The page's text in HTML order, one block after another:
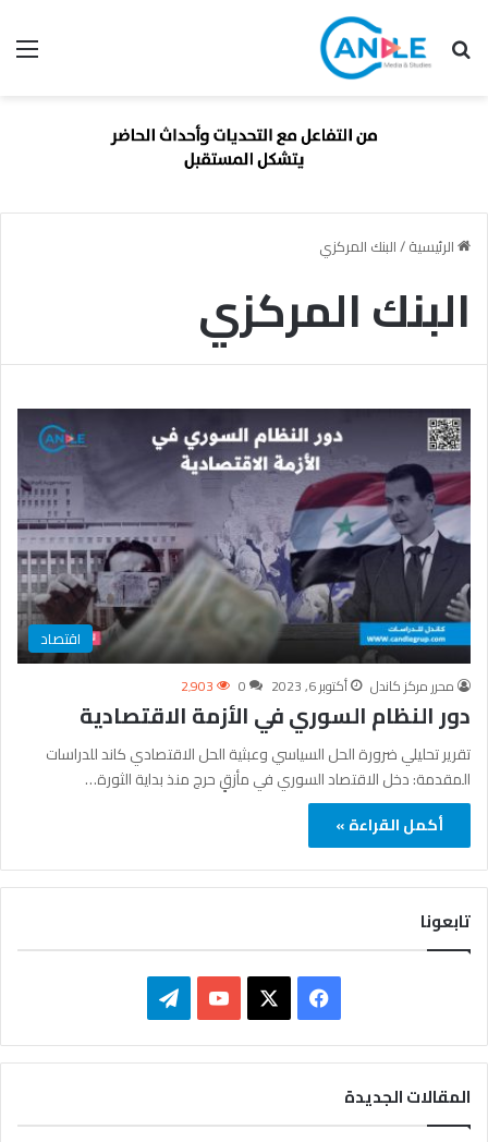
بحث عن
الرئيسية/البنك المركزي
البنك المركزي
اقتصاد
محرر مركز كاندل أكتوبر 6, 2023 0 2٬903
دور النظام السوري في الأزمة الاقتصادية
تقرير تحليلي ضرورة الحل السياسي وعبثية الحل الاقتصادي كاند للدراسات
المقدمة: دخل الاقتصاد السوري في مأزقٍ حرج منذ بداية الثورة…
أكمل القراءة »
تابعونا
ي
ب
X
Y
u
ي
ق
المقالات الجديدة